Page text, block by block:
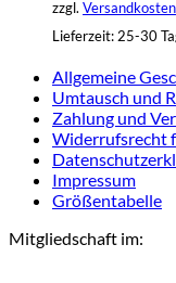
zzgl. Versandkosten
Lieferzeit: 25-30
Allgemeine
Umtausch und
Zahlung und
Widerrufsrecht
Impressum
Größentabelle
Mitgliedschaft im: